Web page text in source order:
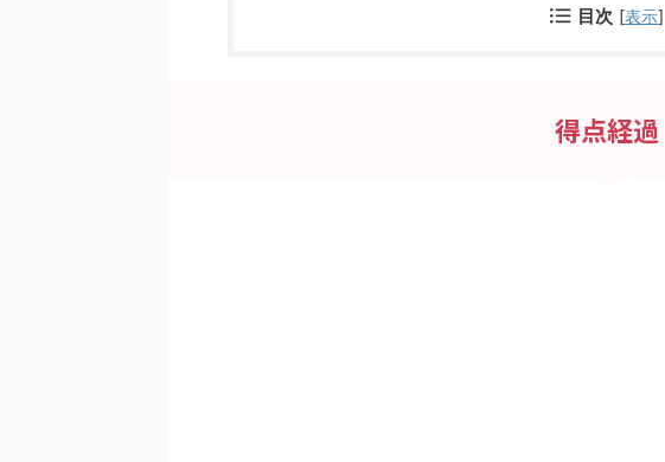
目次 [表示]
得点経過